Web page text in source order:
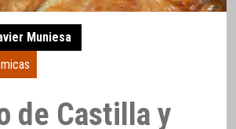
Muniesa
de Castilla y